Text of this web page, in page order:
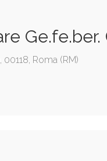
Ge.fe.ber.
00118, Roma (RM)